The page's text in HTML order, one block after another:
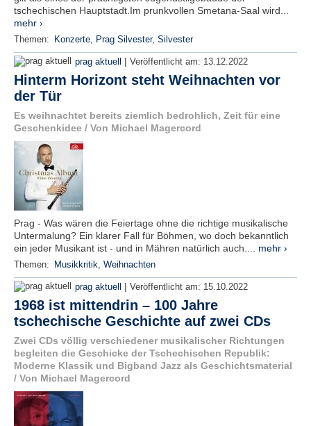
tschechischen Hauptstadt.Im prunkvollen Smetana-Saal wird...
mehr ›
Themen: Konzerte, Prag Silvester, Silvester
prag aktuell | Veröffentlicht am: 13.12.2022
Hinterm Horizont steht Weihnachten vor
der Tür
Es weihnachtet bereits ziemlich bedrohlich, Zeit für eine
Geschenkidee / Von Michael Magercord
Prag - Was wären die Feiertage ohne die richtige musikalische
Untermalung? Ein klarer Fall für Böhmen, wo doch bekanntlich
ein jeder Musikant ist - und in Mähren natürlich auch.... mehr ›
Themen: Musikkritik, Weihnachten
prag aktuell | Veröffentlicht am: 15.10.2022
1968 ist mittendrin – 100 Jahre
tschechische Geschichte auf zwei CDs
Zwei CDs völlig verschiedener musikalischer Richtungen
begleiten die Geschicke der Tschechischen Republik:
Moderne Klassik und Bigband Jazz als Geschichtsmaterial
/ Von Michael Magercord